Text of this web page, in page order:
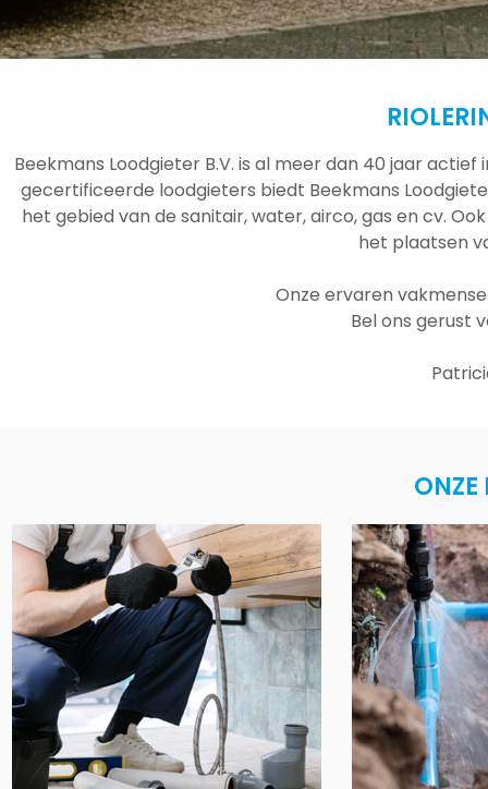
Beekmans Loodgieter B.V. is al meer dan 40 jaar
gecertificeerde loodgieters biedt Beekmans
het gebied van de sanitair, water, airco, gas en cv.
het plaatsen
Onze ervaren
Bel ons gerust
ONZE